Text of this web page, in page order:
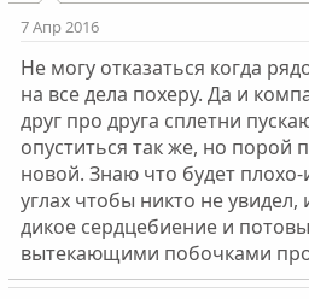
7 Апр 2016
Не могу отказаться когда
на все дела похеру. Да и
друг про друга сплетни
опуститься так же, но порой
новой. Знаю что будет
углах чтобы никто не
дикое сердцебиение и
вытекающими побочками